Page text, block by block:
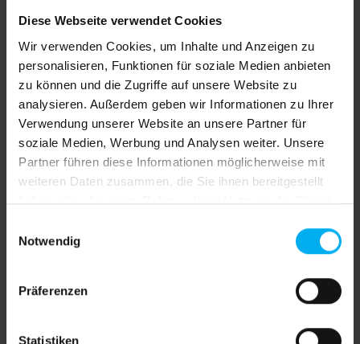
Diese Webseite verwendet Cookies
Wir verwenden Cookies, um Inhalte und Anzeigen zu
personalisieren, Funktionen für soziale Medien anbieten
zu können und die Zugriffe auf unsere Website zu
analysieren. Außerdem geben wir Informationen zu Ihrer
Verwendung unserer Website an unsere Partner für
soziale Medien, Werbung und Analysen weiter. Unsere
Partner führen diese Informationen möglicherweise mit
weiteren Daten zusammen, die Sie ihnen bereitgestellt
haben oder die sie im Rahmen Ihrer Nutzung der Dienste
Notwendig
Präferenzen
Statistiken
Sofort verfügbar, Lieferzeit: 4 Werktage inkl.
Drucke
Jetzt bestellen und bis Dienstag, 11. August Ihre
Lieferung erhalten!
Deutschland 4 Werktage, EU Länder plus 1-2
Werktage, Schweiz plus 2-3 Werktage
Druckauswählen
Produkt Anzahl: Gib den